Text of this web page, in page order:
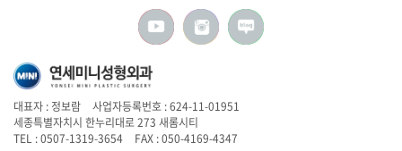
대표자 : 정보람
사업자등록번호 : 624-11-01951
세종특별자치시 한누리대로 273 새롬시티
TEL : 0507-1319-3654
FAX : 050-4169-4347